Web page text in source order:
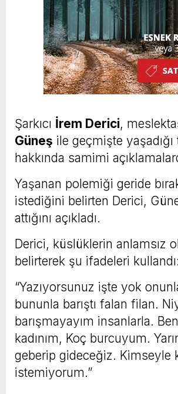
Şarkıcı İrem Derici,
Güneş ile geçmişte yaşadığı
hakkında samimi
Yaşanan polemiği geride
istediğini belirten Derici,
attığını açıkladı.
Derici, küslüklerin anlamsız
belirterek şu ifadeleri kullandı:
“Yazıyorsunuz işte yok
bununla barıştı falan filan.
barışmayayım insanlarla.
kadınım, Koç burcuyum.
geberip gideceğiz. Kimseyle
istemiyorum.”